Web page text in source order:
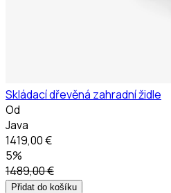
Skládací dřevěná zahradní židle
Od
Java
1419,00 €
5%
1489,00 €
Přidat do košíku